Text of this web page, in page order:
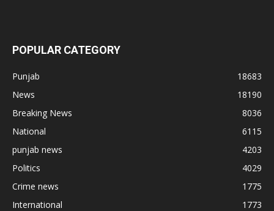
POPULAR CATEGORY
Punjab
18683
News
18190
Breaking News
8036
National
6115
punjab news
4203
Politics
4029
Crime news
1775
International
1773